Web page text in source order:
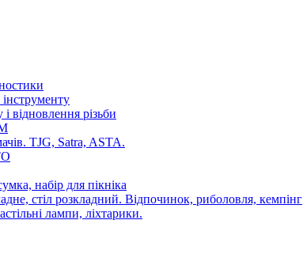
відновлення різьби
TJG, Satra, ASTA.
набір для пікніка
стіл розкладний. Відпочинок, риболовля, кемпінг
лампи, ліхтарики.